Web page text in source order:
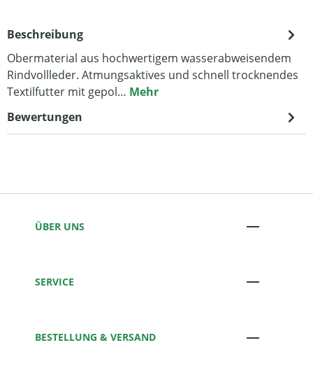
Beschreibung
Obermaterial aus hochwertigem wasserabweisendem
Rindvollleder. Atmungsaktives und schnell trocknendes
Textilfutter mit gepol… Mehr
Bewertungen
ÜBER UNS
SERVICE
BESTELLUNG & VERSAND